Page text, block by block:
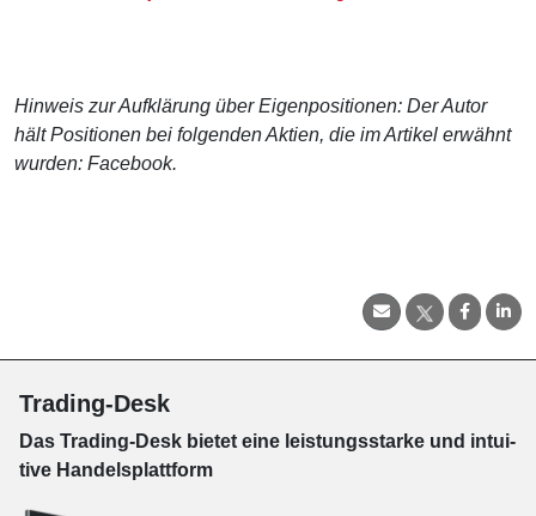
Hinweis zur Aufklärung über Eigenpositionen: Der Autor
hält Positionen bei folgenden Aktien, die im Artikel erwähnt
wurden: Facebook.
Trading-Desk
Das Trading-Desk bie­tet eine leis­tungs­star­ke und in­tui­
tive Han­dels­platt­form